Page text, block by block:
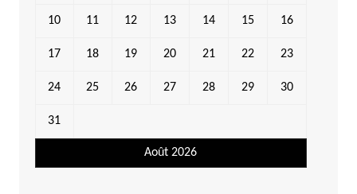
Août 2026
10 11 12 13 14 15 16
17 18 19 20 21 22 23
24 25 26 27 28 29 30
31